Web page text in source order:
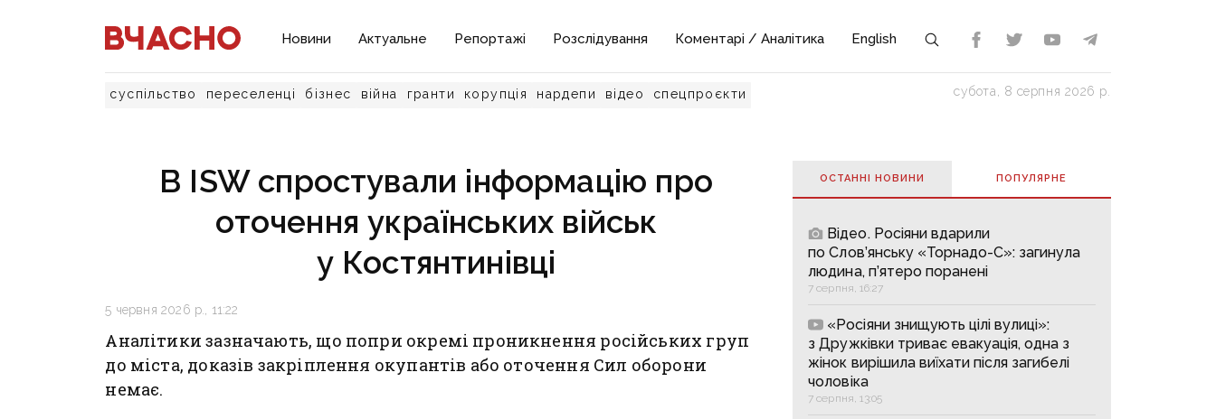
Новини Актуальне Репортажі Розслідування Коментарі / Аналітика English
суспільство переселенці бізнес війна гранти корупція нардепи відео спецпроєкти субота, 8 серпня 2026 р.
В ISW спростували інформацію про
оточення українських військ
у Костянтинівці
5 червня 2026 р., 11:22
Аналітики зазначають, що попри окремі проникнення російських груп
до міста, доказів закріплення окупантів або оточення Сил оборони
немає.
ОСТАННІ НОВИНИ ПОПУЛЯРНE
Відео. Росіяни вдарили
по Слов’янську «Торнадо-С»: загинула
людина, п’ятеро поранені
7 серпня, 16:27
«Росіяни знищують цілі вулиці»:
з Дружківки триває евакуація, одна з
жінок вирішила виїхати після загибелі
чоловіка
7 серпня, 13:05